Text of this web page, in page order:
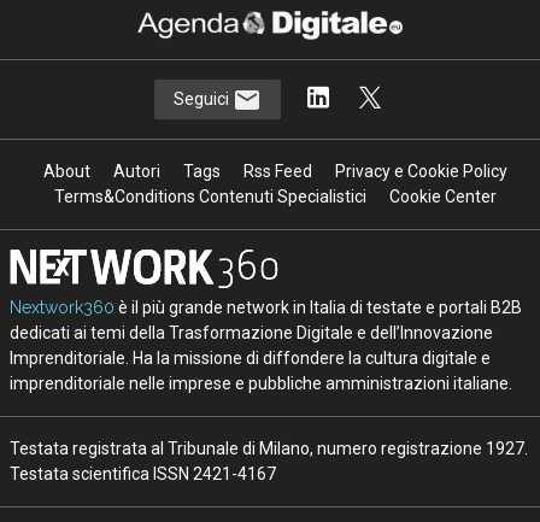
Seguici
About Autori Tags Rss Feed
Privacy e Cookie Policy
Terms&Conditions Contenuti Specialistici
Cookie Center
Nextwork360 è il più grande network in Italia di testate e portali B2B
dedicati ai temi della Trasformazione Digitale e dell’Innovazione
Imprenditoriale. Ha la missione di diffondere la cultura digitale e
imprenditoriale nelle imprese e pubbliche amministrazioni italiane.
Testata registrata al Tribunale di Milano, numero registrazione 1927.
Testata scientifica ISSN 2421-4167